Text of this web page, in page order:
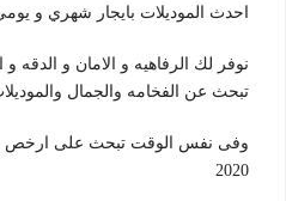
احدث الموديلات بايجار شهري و
نوفر لك الرفاهيه و الامان و الدقه و
تبحث عن الفخامه والجمال
وفى نفس الوقت تبحث على ارخص
2020